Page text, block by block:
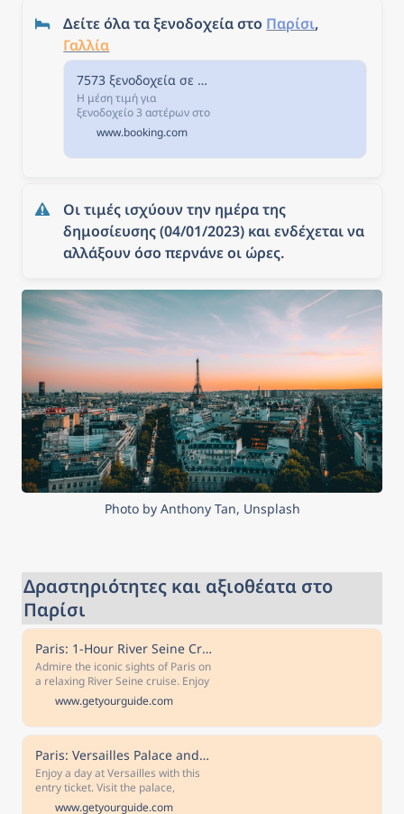
Δείτε όλα τα ξενοδοχεία στο Παρίσι
Γαλλία
7573 ξενοδοχεία σε Παρίσι, Γαλλία.
Η μέση τιμή για
ξενοδοχείο 3 αστέρων στο
Παρίσι απόψε, είναι € 167
το βράδυ. Αν επιλέξετε να
μείνετε σε ξενοδοχείο 4
ξενοδοχείο 5 αστέρων στο
Παρίσι κοστίζει περίπου €
753,39 (βάσει των τιμών
στην Booking.com).
www.booking.com
Οι τιμές ισχύουν την ημέρα της
δημοσίευσης (04/01/2023) και ενδέχεται να
αλλάξουν όσο περνάνε οι ώρες.
Photo by Anthony Tan, Unsplash
Δραστηριότητες και αξιοθέατα στο
Παρίσι
Paris: 1-Hour River Seine Cruise
Admire the iconic sights of Paris on
a relaxing River Seine cruise. Enjoy
audioguide commentary and learn
about sites such as the Eiffel Tower
and Notre Dame. Free cancellation
Cancel up to 24 hours in advance
for a full refund Reserve now & pay
later Keep your travel plans flexible
- book your spot and pay nothing
today.
www.getyourguide.com
Paris: Versailles Palace and Gardens Full Access Ticket
Enjoy a day at Versailles with this
entry ticket. Visit the palace,
Trianon, Marie Antoinette's Estate,
www.getyourguide.com